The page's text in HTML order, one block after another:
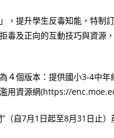
，提升學生反毒知能，特制
毒及正向的互動技巧與資源
４個版本：提供國小3-4中
用資源網(https://
（自7月1日起至8月31日止